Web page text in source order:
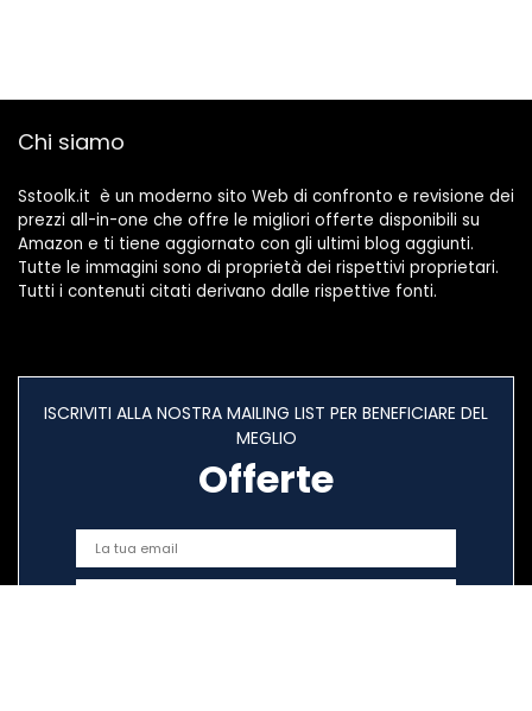
Chi siamo
Sstoolk.it è un moderno sito Web di confronto e revisione dei
prezzi all-in-one che offre le migliori offerte disponibili su
Amazon e ti tiene aggiornato con gli ultimi blog aggiunti.
Tutte le immagini sono di proprietà dei rispettivi proprietari.
Tutti i contenuti citati derivano dalle rispettive fonti.
ISCRIVITI ALLA NOSTRA MAILING LIST PER BENEFICIARE DEL
MEGLIO
Offerte